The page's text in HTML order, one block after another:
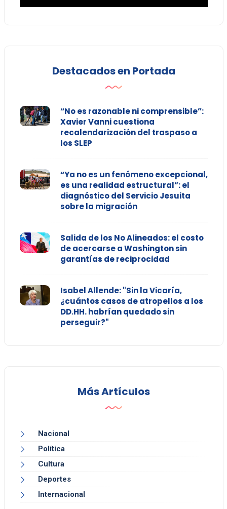
Destacados en Portada
“No es razonable ni comprensible”:
Xavier Vanni cuestiona
recalendarización del traspaso a
los SLEP
“Ya no es un fenómeno excepcional,
es una realidad estructural”: el
diagnóstico del Servicio Jesuita
sobre la migración
Salida de los No Alineados: el costo
de acercarse a Washington sin
garantías de reciprocidad
Isabel Allende: "Sin la Vicaría,
¿cuántos casos de atropellos a los
DD.HH. habrían quedado sin
perseguir?"
Más Artículos
Nacional
Política
Cultura
Deportes
Internacional